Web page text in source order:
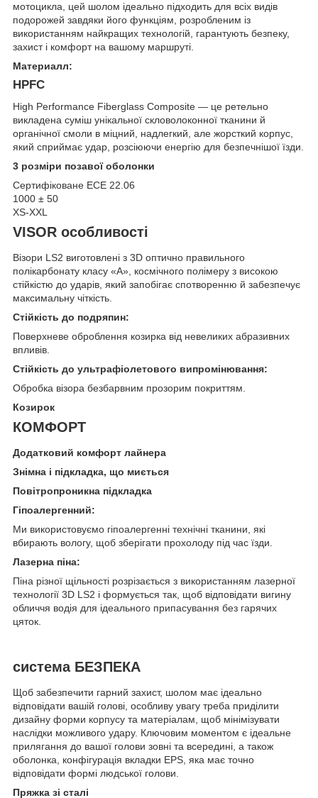
мотоцикла, цей шолом ідеально підходить для всіх видів
подорожей завдяки його функціям, розробленим із
використанням найкращих технологій, гарантують безпеку,
захист і комфорт на вашому маршруті.
Материалл:
HPFC
High Performance Fiberglass Composite — це ретельно
викладена суміш унікальної скловолоконної тканини й
органічної смоли в міцний, надлегкий, але жорсткий корпус,
який сприймає удар, розсіюючи енергію для безпечнішої їзди.
3 розміри позавої оболонки
Сертифіковане ECE 22.06
1000 ± 50
XS-XXL
VISOR особливості
Візори LS2 виготовлені з 3D оптично правильного
полікарбонату класу «А», космічного полімеру з високою
стійкістю до ударів, який запобігає спотворенню й забезпечує
максимальну чіткість.
Стійкість до подряпин:
Поверхневе оброблення козирка від невеликих абразивних
впливів.
Стійкість до ультрафіолетового випромінювання:
Обробка візора безбарвним прозорим покриттям.
Козирок
КОМФОРТ
Додатковий комфорт лайнера
Знімна і підкладка, що миється
Повітропроникна підкладка
Гіпоалергенний:
Ми використовуємо гіпоалергенні технічні тканини, які
вбирають вологу, щоб зберігати прохолоду під час їзди.
Лазерна піна:
Піна різної щільності розрізається з використанням лазерної
технології 3D LS2 і формується так, щоб відповідати вигину
обличчя водія для ідеального припасування без гарячих
цяток.
система БЕЗПЕКА
Щоб забезпечити гарний захист, шолом має ідеально
відповідати вашій голові, особливу увагу треба приділити
дизайну форми корпусу та матеріалам, щоб мінімізувати
наслідки можливого удару. Ключовим моментом є ідеальне
прилягання до вашої голови зовні та всередині, а також
оболонка, конфігурація вкладки EPS, яка має точно
відповідати формі людської голови.
Пряжка зі сталі